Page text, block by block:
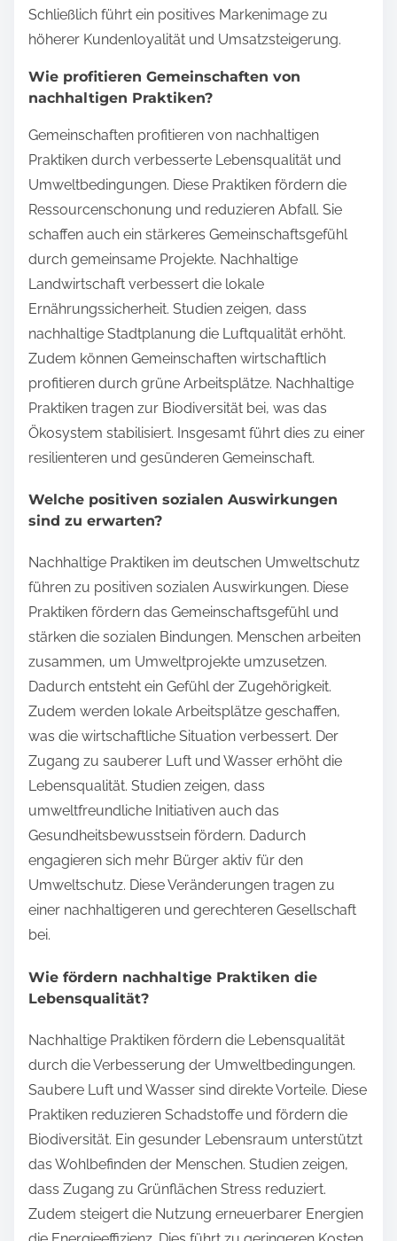
Schließlich führt ein positives Markenimage zu
höherer Kundenloyalität und Umsatzsteigerung.
Wie profitieren Gemeinschaften von
nachhaltigen Praktiken?
Gemeinschaften profitieren von nachhaltigen
Praktiken durch verbesserte Lebensqualität und
Umweltbedingungen. Diese Praktiken fördern die
Ressourcenschonung und reduzieren Abfall. Sie
schaffen auch ein stärkeres Gemeinschaftsgefühl
durch gemeinsame Projekte. Nachhaltige
Landwirtschaft verbessert die lokale
Ernährungssicherheit. Studien zeigen, dass
nachhaltige Stadtplanung die Luftqualität erhöht.
Zudem können Gemeinschaften wirtschaftlich
profitieren durch grüne Arbeitsplätze. Nachhaltige
Praktiken tragen zur Biodiversität bei, was das
Ökosystem stabilisiert. Insgesamt führt dies zu einer
resilienteren und gesünderen Gemeinschaft.
Welche positiven sozialen Auswirkungen
sind zu erwarten?
Nachhaltige Praktiken im deutschen Umweltschutz
führen zu positiven sozialen Auswirkungen. Diese
Praktiken fördern das Gemeinschaftsgefühl und
stärken die sozialen Bindungen. Menschen arbeiten
zusammen, um Umweltprojekte umzusetzen.
Dadurch entsteht ein Gefühl der Zugehörigkeit.
Zudem werden lokale Arbeitsplätze geschaffen,
was die wirtschaftliche Situation verbessert. Der
Zugang zu sauberer Luft und Wasser erhöht die
Lebensqualität. Studien zeigen, dass
umweltfreundliche Initiativen auch das
Gesundheitsbewusstsein fördern. Dadurch
engagieren sich mehr Bürger aktiv für den
Umweltschutz. Diese Veränderungen tragen zu
einer nachhaltigeren und gerechteren Gesellschaft
bei.
Wie fördern nachhaltige Praktiken die
Lebensqualität?
Nachhaltige Praktiken fördern die Lebensqualität
durch die Verbesserung der Umweltbedingungen.
Saubere Luft und Wasser sind direkte Vorteile. Diese
Praktiken reduzieren Schadstoffe und fördern die
Biodiversität. Ein gesunder Lebensraum unterstützt
das Wohlbefinden der Menschen. Studien zeigen,
dass Zugang zu Grünflächen Stress reduziert.
Zudem steigert die Nutzung erneuerbarer Energien